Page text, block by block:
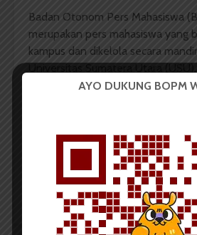
Badan Otonom Pers Mahasiswa
merupakan pers mahasiswa yang
kampus dan dikelola secara
Operasional Gedung
Baru FH Diundur Tahun
Depan
AYO DUKUNG BOPM